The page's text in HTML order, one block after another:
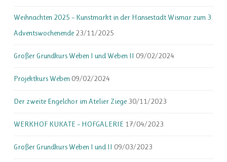
Weihnachten 2025 – Kunstmarkt in der Hansestadt Wismar zum 3.
Adventswochenende 23/11/2025
Großer Grundkurs Weben I und Weben II 09/02/2024
Projektkurs Weben 09/02/2024
Der zweite Engelchor im Atelier Ziege 30/11/2023
WERKHOF KUKATE – HOFGALERIE 17/04/2023
Großer Grundkurs Weben I und II 09/03/2023